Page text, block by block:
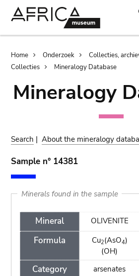
Breadcrumb
Home Onderzoek
Collecties,
Collecties
Mineralogy Database
Mineralogy
Search |About the mineralogy
Sample n° 14381
Minerals found in the sample
Mineral
Formula
Category
OLIVENITE
Cu2(AsO4)
(OH)
arsenates